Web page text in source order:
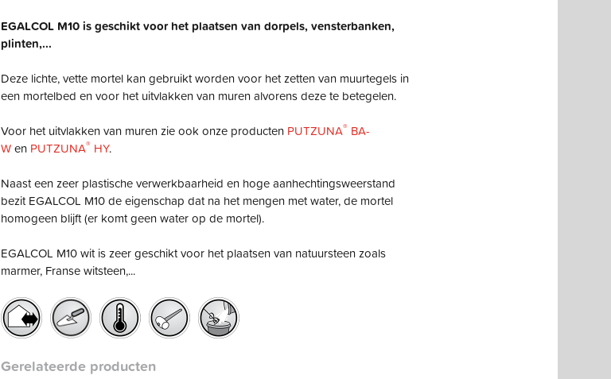
EGALCOL M10 is geschikt voor het plaatsen van dorpels, vensterbanken,
plinten,...
Deze lichte, vette mortel kan gebruikt worden voor het zetten van muurtegels in
een mortelbed en voor het uitvlakken van muren alvorens deze te betegelen.
Voor het uitvlakken van muren zie ook onze producten PUTZUNA® BA-
Wen PUTZUNA® HY.
Naast een zeer plastische verwerkbaarheid en hoge aanhechtingsweerstand
bezit EGALCOL M10 de eigenschap dat na het mengen met water, de mortel
homogeen blijft (er komt geen water op de mortel).
EGALCOL M10 wit is zeer geschikt voor het plaatsen van natuursteen zoals
marmer, Franse witsteen,...
Gerelateerde producten